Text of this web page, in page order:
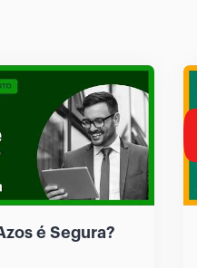
é Segura?